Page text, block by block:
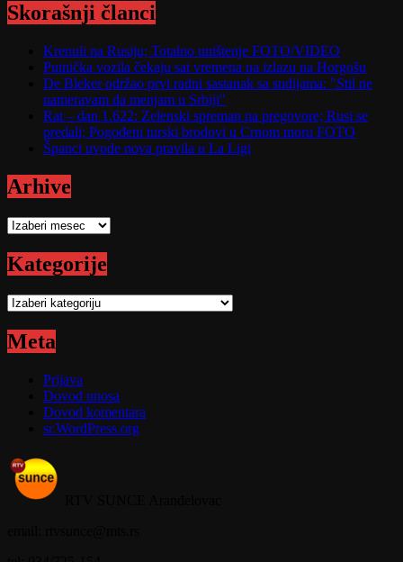
Skorašnji članci
Krenuli na Rusiju; Totalno uništenje FOTO/VIDEO
Putnička vozila čekaju sat vremena na izlazu na Horgošu
De Bleker održao prvi radni sastanak sa sudijama: "Stil ne
nameravam da menjam u Srbiji"
Rat – dan 1.622: Zelenski spreman na pregovore; Rusi se
predali; Pogođeni turski brodovi u Crnom moru FOTO
Španci uvode nova pravila u La Ligi
Arhive
Arhive
Kategorije
Kategorije
Meta
Prijava
Dovod unosa
Dovod komentara
sr.WordPress.org